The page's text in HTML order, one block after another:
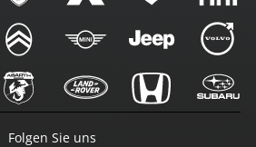
Folgen Sie uns